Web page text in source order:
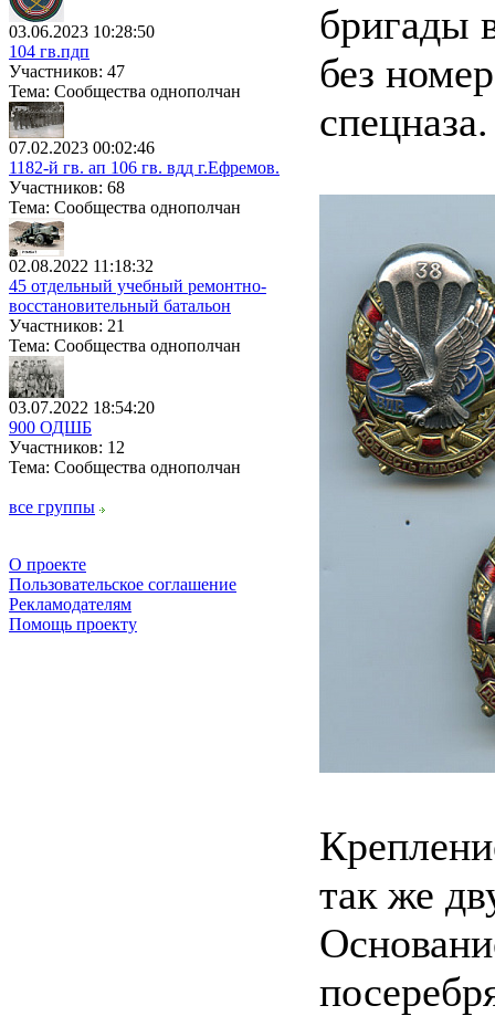
03.06.2023 10:28:50
104 гв.пдп
Участников: 47
Тема: Сообщества однополчан
07.02.2023 00:02:46
1182-й гв. ап 106 гв. вдд г.Ефремов.
Участников: 68
Тема: Сообщества однополчан
02.08.2022 11:18:32
45 отдельный учебный ремонтно-
восстановительный батальон
Участников: 21
Тема: Сообщества однополчан
03.07.2022 18:54:20
900 ОДШБ
Участников: 12
Тема: Сообщества однополчан
все группы
О проекте
Пользовательское соглашение
Рекламодателям
Помощь проекту
бригады
без
спецназа.
так же